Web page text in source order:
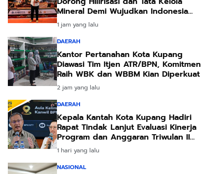
Mineral Demi Wujudkan Indonesia
Negara Adi Daya
1 jam yang lalu
DAERAH
Kantor Pertanahan Kota Kupang
Diawasi Tim Itjen ATR/BPN, Komitmen
Raih WBK dan WBBM Kian Diperkuat
2 jam yang lalu
DAERAH
Kepala Kantah Kota Kupang Hadiri
Rapat Tindak Lanjut Evaluasi Kinerja
Program dan Anggaran Triwulan II
Tahun 2026
1 hari yang lalu
NASIONAL